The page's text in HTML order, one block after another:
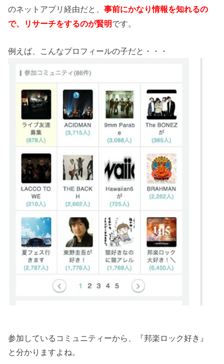
のネットアプリ経由だと、事前にかなり情報を知れるの
で、リサーチをするのが賢明です。
例えば、こんなプロフィールの子だと・・・
参加しているコミュニティーから、『邦楽ロック好き』
と分かりますよね。